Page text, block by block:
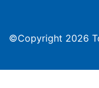
©Copyright 2026